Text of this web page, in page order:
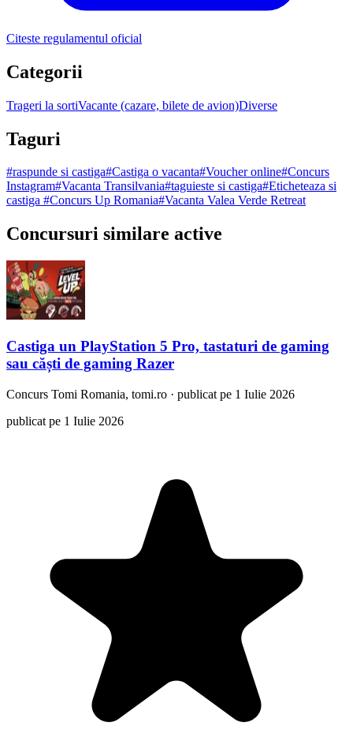
Citeste regulamentul oficial
Categorii
Trageri la sortiVacante (cazare, bilete de avion)Diverse
Taguri
#raspunde si castiga#Castiga o vacanta#Voucher online#Concurs
Instagram#Vacanta Transilvania#taguieste si castiga#Eticheteaza si
castiga #Concurs Up Romania#Vacanta Valea Verde Retreat
Concursuri similare active
Castiga un PlayStation 5 Pro, tastaturi de gaming
sau căști de gaming Razer
Concurs Tomi Romania, tomi.ro · publicat pe 1 Iulie 2026
publicat pe 1 Iulie 2026